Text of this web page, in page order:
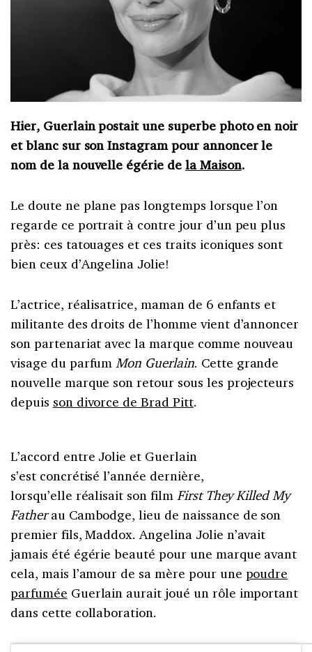
Hier, Guerlain postait une superbe photo en noir
et blanc sur son Instagram pour annoncer le
nom de la nouvelle égérie de la Maison.
Le doute ne plane pas longtemps lorsque l’on
regarde ce portrait à contre jour d’un peu plus
près: ces tatouages et ces traits iconiques sont
bien ceux d’Angelina Jolie!
L’actrice, réalisatrice, maman de 6 enfants et
militante des droits de l’homme vient d’annoncer
son partenariat avec la marque comme nouveau
visage du parfum Mon Guerlain. Cette grande
nouvelle marque son retour sous les projecteurs
depuis son divorce de Brad Pitt.
L’accord entre Jolie et Guerlain
s’est concrétisé l’année dernière,
lorsqu’elle réalisait son film First They Killed My
Fatherau Cambodge, lieu de naissance de son
premier fils, Maddox. Angelina Jolie n’avait
jamais été égérie beauté pour une marque avant
cela, mais l’amour de sa mère pour une poudre
parfumée Guerlain aurait joué un rôle important
dans cette collaboration.